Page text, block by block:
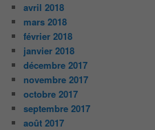
avril 2018
mars 2018
février 2018
janvier 2018
décembre 2017
novembre 2017
octobre 2017
septembre 2017
août 2017